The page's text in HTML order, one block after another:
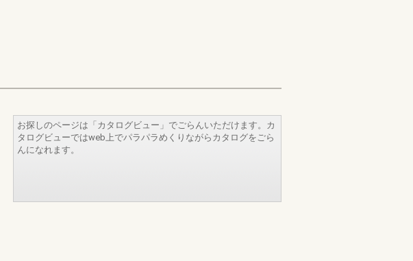
お探しのページは「カタログビュー」でごらんいただけます。カ
タログビューではweb上でパラパラめくりながらカタログをごら
んになれます。